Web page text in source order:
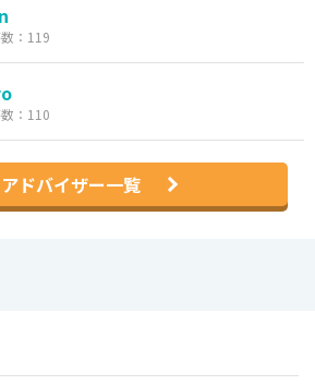
：119
：110
アドバイザー一覧